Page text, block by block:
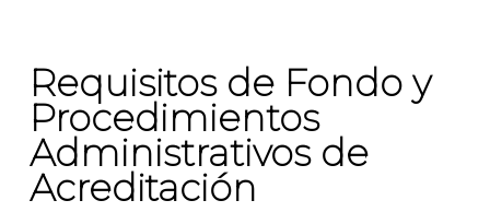
Requisitos de Fondo y
Procedimientos
Administrativos de
Acreditación